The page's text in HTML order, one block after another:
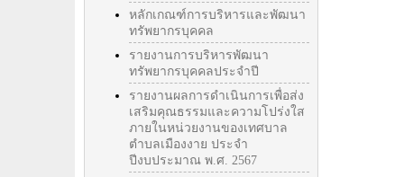
หลักเกณฑ์การบริหารและพัฒนา
ทรัพยากรบุคคล
รายงานการบริหารพัฒนา
ทรัพยากรบุคคลประจำปี
รายงานผลการดำเนินการเพื่อส่ง
เสริมคุณธรรมและความโปร่งใส
ภายในหน่วยงานของเทศบาล
ตำบลเมืองงาย ประจำ
ปีงบประมาณ พ.ศ. 2567